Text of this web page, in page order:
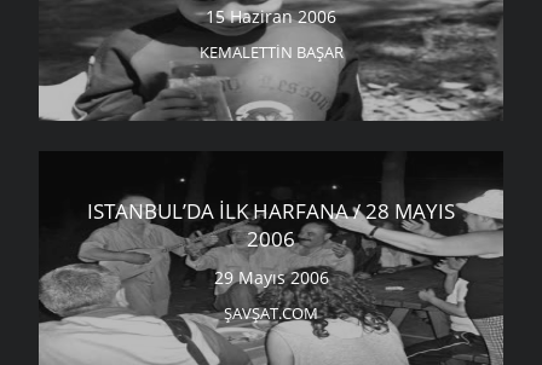
15 Haziran 2006
KEMALETTIN BAŞAR
ISTANBUL’DA İLK HARFANA / 28 MAYIS
2006
29 Mayıs 2006
ŞAVŞAT.COM